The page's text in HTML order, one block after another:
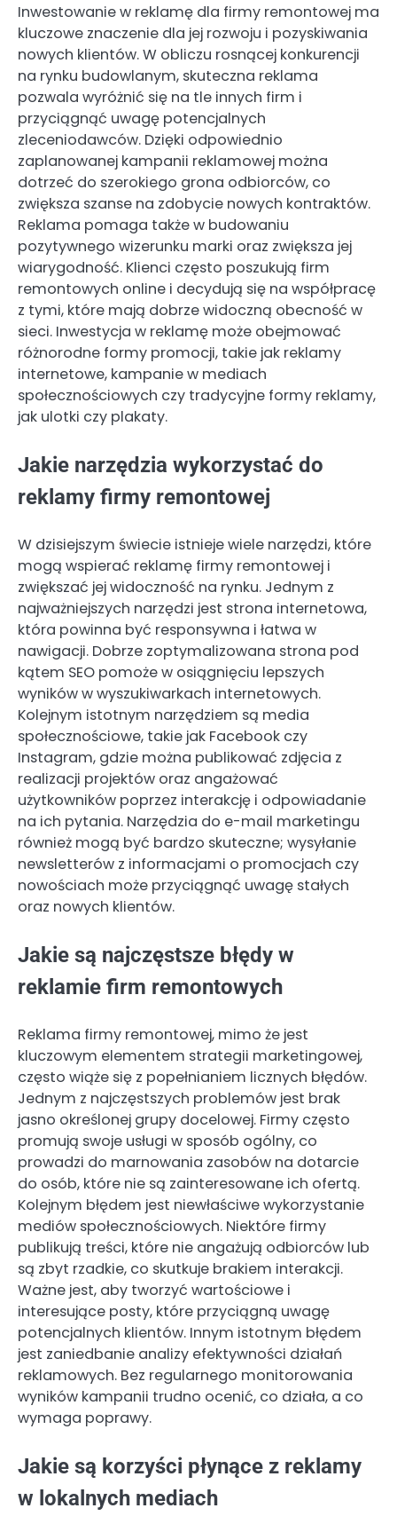
Inwestowanie w reklamę dla firmy remontowej ma
kluczowe znaczenie dla jej rozwoju i pozyskiwania
nowych klientów. W obliczu rosnącej konkurencji
na rynku budowlanym, skuteczna reklama
pozwala wyróżnić się na tle innych firm i
przyciągnąć uwagę potencjalnych
zleceniodawców. Dzięki odpowiednio
zaplanowanej kampanii reklamowej można
dotrzeć do szerokiego grona odbiorców, co
zwiększa szanse na zdobycie nowych kontraktów.
Reklama pomaga także w budowaniu
pozytywnego wizerunku marki oraz zwiększa jej
wiarygodność. Klienci często poszukują firm
remontowych online i decydują się na współpracę
z tymi, które mają dobrze widoczną obecność w
sieci. Inwestycja w reklamę może obejmować
różnorodne formy promocji, takie jak reklamy
internetowe, kampanie w mediach
społecznościowych czy tradycyjne formy reklamy,
jak ulotki czy plakaty.
Jakie narzędzia wykorzystać do
reklamy firmy remontowej
W dzisiejszym świecie istnieje wiele narzędzi, które
mogą wspierać reklamę firmy remontowej i
zwiększać jej widoczność na rynku. Jednym z
najważniejszych narzędzi jest strona internetowa,
która powinna być responsywna i łatwa w
nawigacji. Dobrze zoptymalizowana strona pod
kątem SEO pomoże w osiągnięciu lepszych
wyników w wyszukiwarkach internetowych.
Kolejnym istotnym narzędziem są media
społecznościowe, takie jak Facebook czy
Instagram, gdzie można publikować zdjęcia z
realizacji projektów oraz angażować
użytkowników poprzez interakcję i odpowiadanie
na ich pytania. Narzędzia do e-mail marketingu
również mogą być bardzo skuteczne; wysyłanie
newsletterów z informacjami o promocjach czy
nowościach może przyciągnąć uwagę stałych
oraz nowych klientów.
Jakie są najczęstsze błędy w
reklamie firm remontowych
Reklama firmy remontowej, mimo że jest
kluczowym elementem strategii marketingowej,
często wiąże się z popełnianiem licznych błędów.
Jednym z najczęstszych problemów jest brak
jasno określonej grupy docelowej. Firmy często
promują swoje usługi w sposób ogólny, co
prowadzi do marnowania zasobów na dotarcie
do osób, które nie są zainteresowane ich ofertą.
Kolejnym błędem jest niewłaściwe wykorzystanie
mediów społecznościowych. Niektóre firmy
publikują treści, które nie angażują odbiorców lub
są zbyt rzadkie, co skutkuje brakiem interakcji.
Ważne jest, aby tworzyć wartościowe i
interesujące posty, które przyciągną uwagę
potencjalnych klientów. Innym istotnym błędem
jest zaniedbanie analizy efektywności działań
reklamowych. Bez regularnego monitorowania
wyników kampanii trudno ocenić, co działa, a co
wymaga poprawy.
Jakie są korzyści płynące z reklamy
w lokalnych mediach